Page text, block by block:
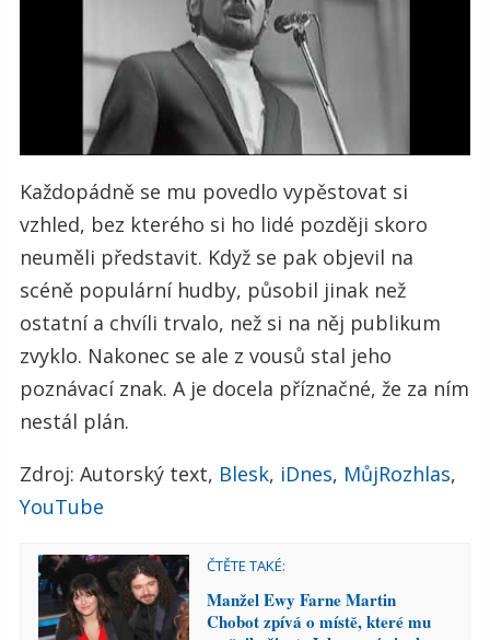
Každopádně se mu povedlo vypěstovat si
vzhled, bez kterého si ho lidé později skoro
neuměli představit. Když se pak objevil na
scéně populární hudby, působil jinak než
ostatní a chvíli trvalo, než si na něj publikum
zvyklo. Nakonec se ale z vousů stal jeho
poznávací znak. A je docela příznačné, že za ním
nestál plán.
Zdroj: Autorský text, Blesk, iDnes, MůjRozhlas,
YouTube
ČTĚTE TAKÉ:
Manžel Ewy Farne Martin
Chobot zpívá o místě, které mu